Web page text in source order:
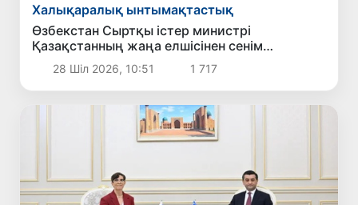
Халықаралық ынтымақтастық
Өзбекстан Сыртқы істер министрі
Қазақстанның жаңа елшісінен сенім
грамоталарының көшірмелерін қабылдады
28 Шіл 2026, 10:51 1 717